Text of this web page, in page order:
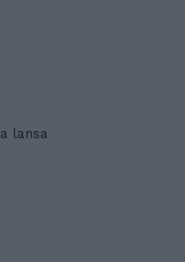
lansa